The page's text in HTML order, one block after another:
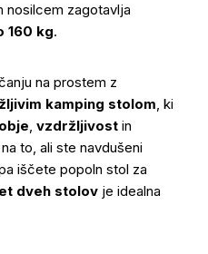
nosilcem zagotavlja
160 kg.
na prostem z
kamping stolom, ki
, vzdržljivost in
to, ali ste navdušeni
iščete popoln stol za
dveh stolov je idealna